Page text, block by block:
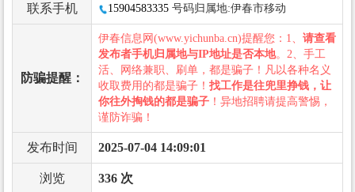
联系手机 15904583335 号码归属地:伊春市移动
防骗提醒：
伊春信息网(www.yichunba.cn)提醒您：1、 请查看
发布者手机归属地与IP地址是否本地。2、手工
活、网络兼职、刷单，都是骗子！凡以各种名义
收取费用的都是骗子！ 找工作是往兜里挣钱，让
你往外掏钱的都是骗子 ！异地招聘请提高警惕，
谨防诈骗！
发布时间 2025-07-04 14:09:01
浏览 336 次